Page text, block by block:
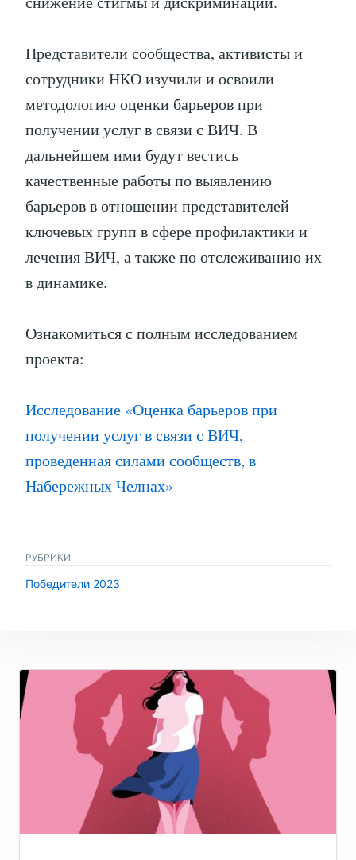
Представители сообщества, активисты и
сотрудники НКО изучили и освоили
методологию оценки барьеров при
получении услуг в связи с ВИЧ. В
дальнейшем ими будут вестись
качественные работы по выявлению
барьеров в отношении представителей
ключевых групп в сфере профилактики и
лечения ВИЧ, а также по отслеживанию их
в динамике.
Ознакомиться с полным исследованием
проекта:
Исследование «Оценка барьеров при
получении услуг в связи с ВИЧ,
проведенная силами сообществ, в
Набережных Челнах»
РУБРИКИ
Победители 2023